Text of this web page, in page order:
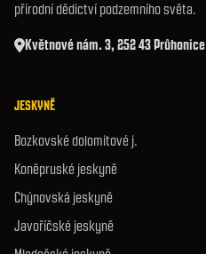
přírodní dědictví podzemního světa.
Květnové nám. 3, 252 43 Průhonice
JESKYNĚ
Bozkovské dolomitové j.
Koněpruské jeskyně
Chýnovská jeskyně
Javoříčské jeskyně